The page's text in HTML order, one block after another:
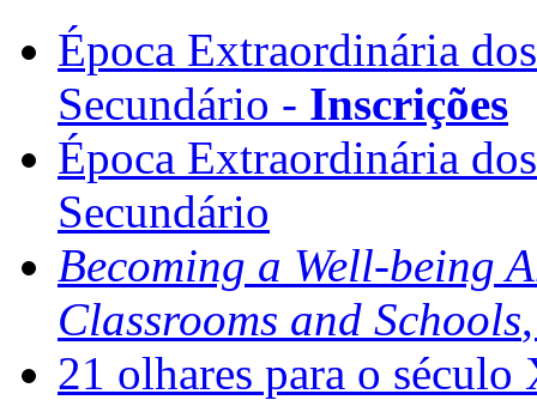
Época Extraordinária
Secundário - Inscrições
Época Extraordinária
Secundário
Becoming a Well-being
Classrooms and Schools
21 olhares para o